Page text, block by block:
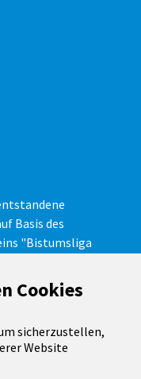
Cookies
sicherzustellen,
Website
Basis des
"Bistumsliga
Mannschaften
Spielklassen teil.